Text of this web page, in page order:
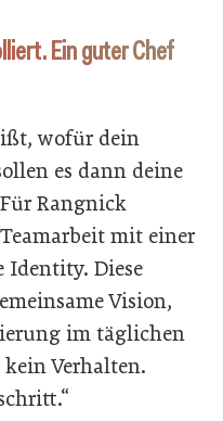
Ein guter Chef
wofür dein
es dann deine
Rangnick
mit einer
Identity. Diese
Vision,
im täglichen
Verhalten.